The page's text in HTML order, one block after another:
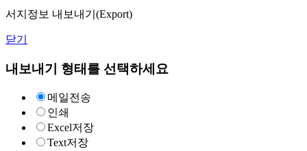
서지정보 내보내기(Export)
닫기
내보내기 형태를 선택하세요
메일전송
인쇄
Excel저장
Text저장